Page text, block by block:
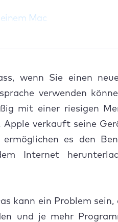
Mac
über das Terminal
den Papierkorb
mit
unerwünschter
einem Mac?
wenn Sie einen
verwenden
mit einer riesigen
verkauft seine
es den
Internet
kann ein Problem sein,
und je mehr